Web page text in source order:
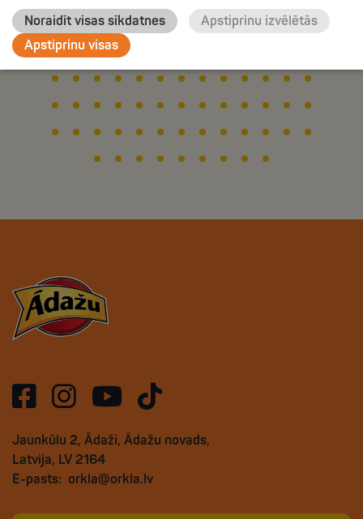
Jaunkūlu 2, Ādaži, Ādažu novads,
Latvija, LV 2164
E-pasts: orkla@orkla.lv
Noraidīt visas sīkdatnes
Apstiprinu izvēlētās
Apstiprinu visas